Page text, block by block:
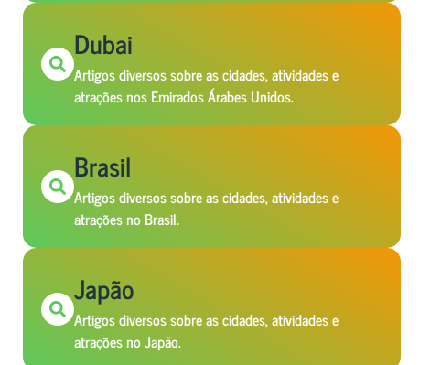
Dubai
Artigos diversos sobre as cidades, atividades e
atrações nos Emirados Árabes Unidos.
Brasil
Artigos diversos sobre as cidades, atividades e
atrações no Brasil.
Japão
Artigos diversos sobre as cidades, atividades e
atrações no Japão.